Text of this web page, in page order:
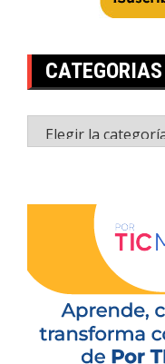
CATEGORIAS